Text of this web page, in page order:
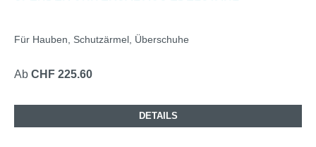
Für Hauben, Schutzärmel, Überschuhe
Ab CHF 225.60
DETAILS